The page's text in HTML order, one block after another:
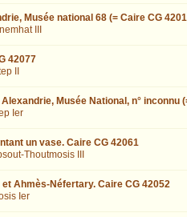
Musée national 68 (= Caire CG
III
42077
II
Musée National, n° inconnu
Ier
un vase. Caire CG 42061
Thoutmosis III
Ahmès-Néfertary. Caire CG 42052
Ier